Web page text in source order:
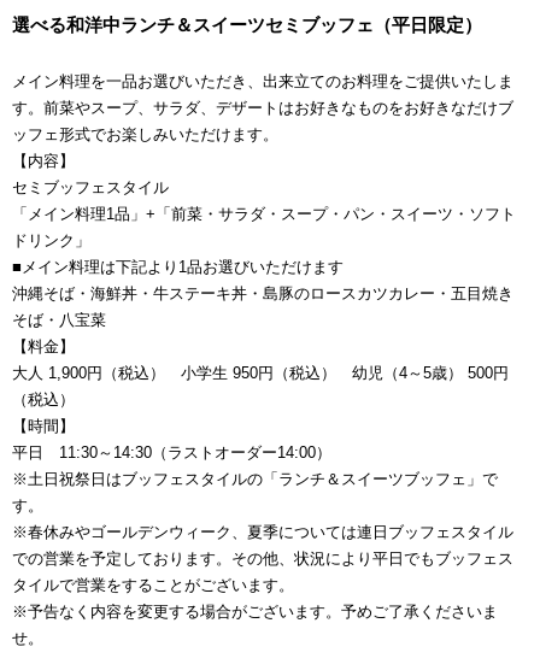
選べる和洋中ランチ＆スイーツセミブッフェ（平日限定）
メイン料理を一品お選びいただき、出来立てのお料理をご提供いたしま
す。前菜やスープ、サラダ、デザートはお好きなものをお好きなだけブ
ッフェ形式でお楽しみいただけます。
【内容】
セミブッフェスタイル
「メイン料理1品」+「前菜・サラダ・スープ・パン・スイーツ・ソフト
ドリンク」
■メイン料理は下記より1品お選びいただけます
沖縄そば・海鮮丼・牛ステーキ丼・島豚のロースカツカレー・五目焼き
そば・八宝菜
【料金】
大人 1,900円（税込） 小学生 950円（税込） 幼児（4～5歳） 500円
（税込）
【時間】
平日 11:30～14:30（ラストオーダー14:00）
※土日祝祭日はブッフェスタイルの「ランチ＆スイーツブッフェ」で
す。
※春休みやゴールデンウィーク、夏季については連日ブッフェスタイル
での営業を予定しております。その他、状況により平日でもブッフェス
タイルで営業をすることがございます。
※予告なく内容を変更する場合がございます。予めご了承くださいま
せ。